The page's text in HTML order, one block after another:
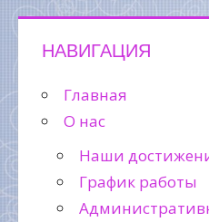
НАВИГАЦИЯ
Главная
О нас
Наши
График работы